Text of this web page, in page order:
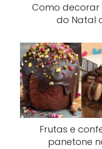
Como
do Natal
Frutas e
panetone